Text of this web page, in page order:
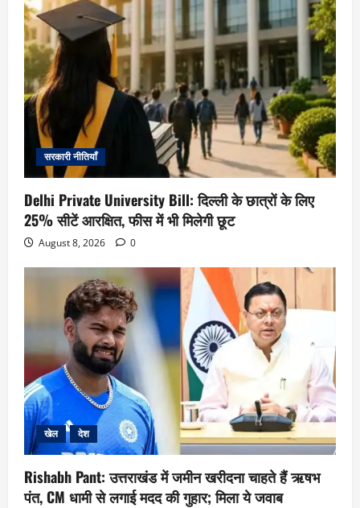
सरकारी नीतियाँ
Delhi Private University Bill: दिल्ली के छात्रों के लिए
25% सीटें आरक्षित, फीस में भी मिलेगी छूट
August 8, 2026 0
खेल देश
Rishabh Pant: उत्तराखंड में जमीन खरीदना चाहते हैं ऋषभ
पंत, CM धामी से लगाई मदद की गुहार; मिला ये जवाब